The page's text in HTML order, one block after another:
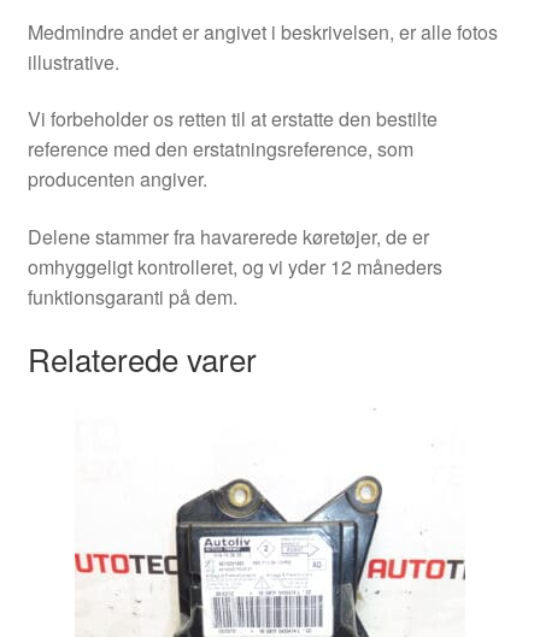
Medmindre andet er angivet i beskrivelsen, er alle fotos
illustrative.
Vi forbeholder os retten til at erstatte den bestilte
reference med den erstatningsreference, som
producenten angiver.
Delene stammer fra havarerede køretøjer, de er
omhyggeligt kontrolleret, og vi yder 12 måneders
funktionsgaranti på dem.
Relaterede varer